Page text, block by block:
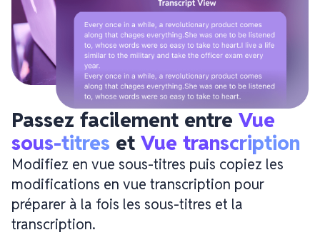
Passez facilement entre Vue
sous-titres et Vue transcription
Modifiez en vue sous-titres puis copiez les
modifications en vue transcription pour
préparer à la fois les sous-titres et la
transcription.